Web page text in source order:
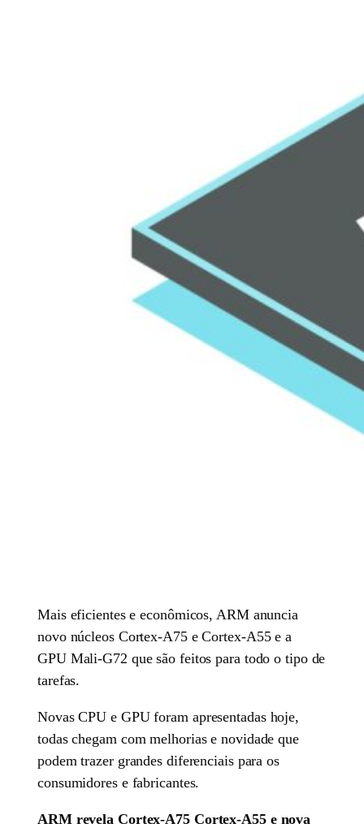
Mais eficientes e econômicos, ARM anuncia
novo núcleos Cortex-A75 e Cortex-A55 e a
GPU Mali-G72 que são feitos para todo o tipo de
tarefas.
Novas CPU e GPU foram apresentadas hoje,
todas chegam com melhorias e novidade que
podem trazer grandes diferenciais para os
consumidores e fabricantes.
ARM revela Cortex-A75 Cortex-A55 e nova